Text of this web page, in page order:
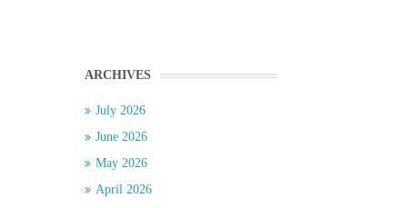
ARCHIVES
July 2026
June 2026
May 2026
April 2026